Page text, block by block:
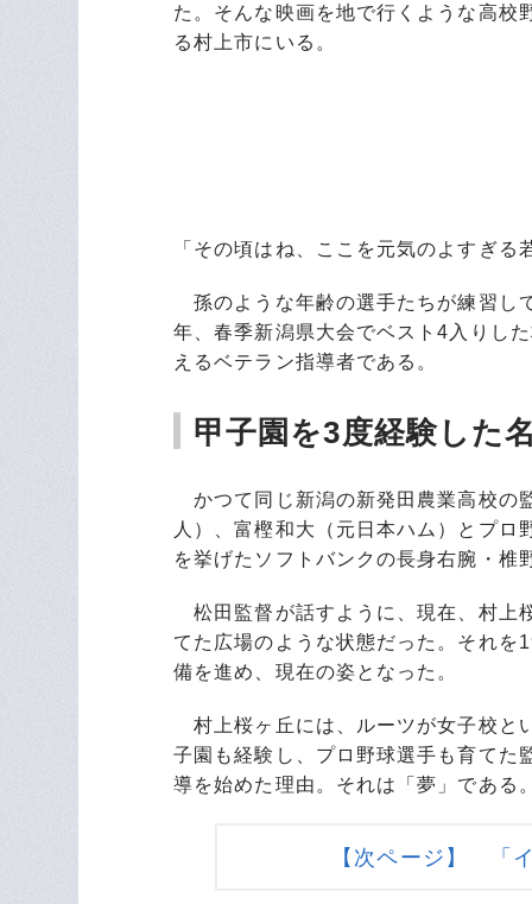
た。そんな映画を地で行くような高校
る村上市にいる。
「その頃はね、ここを元気のよすぎ
孫のような年齢の選手たちが練習し
年、春季新潟県大会でベスト4入りし
えるベテラン指導者である。
甲子園を3度経験した
かつて同じ新潟の新発田農業高校の
人）、富樫和大（元日本ハム）とプ
を挙げたソフトバンクの長身右腕・椎
松田監督が話すように、現在、村上
てた広場のような状態だった。それを
備を進め、現在の姿となった。
村上桜ヶ丘には、ルーツが女子校と
子園も経験し、プロ野球選手も育てた
導を始めた理由。それは「夢」である
【次ページ】 「